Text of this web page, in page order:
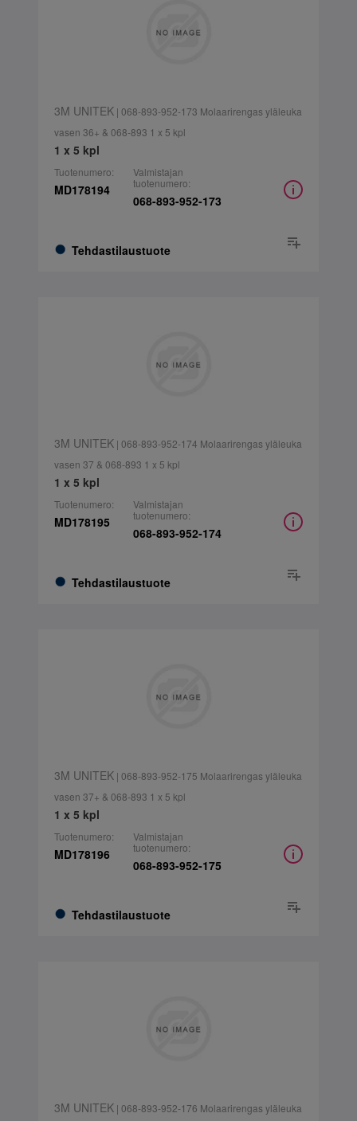
3M UNITEK| 068-893-952-173 Molaarirengas yläleuka
vasen 36+ & 068-893 1 x 5 kpl
1 x 5 kpl
Tuotenumero:
MD178194
Tehdastilaustuote
Valmistajan
tuotenumero:
068-893-952-173
3M UNITEK| 068-893-952-174 Molaarirengas yläleuka
vasen 37 & 068-893 1 x 5 kpl
1 x 5 kpl
Tuotenumero:
MD178195
Tehdastilaustuote
Valmistajan
tuotenumero:
068-893-952-174
3M UNITEK| 068-893-952-175 Molaarirengas yläleuka
vasen 37+ & 068-893 1 x 5 kpl
1 x 5 kpl
Tuotenumero:
MD178196
Tehdastilaustuote
Valmistajan
tuotenumero:
068-893-952-175
3M UNITEK| 068-893-952-176 Molaarirengas yläleuka